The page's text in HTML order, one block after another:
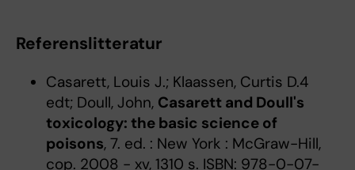
Referenslitteratur
Casarett, Louis J.; Klaassen, Curtis D.4
edt; Doull, John, Casarett and Doull's
toxicology: the basic science of
poisons, 7. ed. : New York : McGraw-Hill,
cop. 2008 - xv, 1310 s. ISBN: 978-0-07-